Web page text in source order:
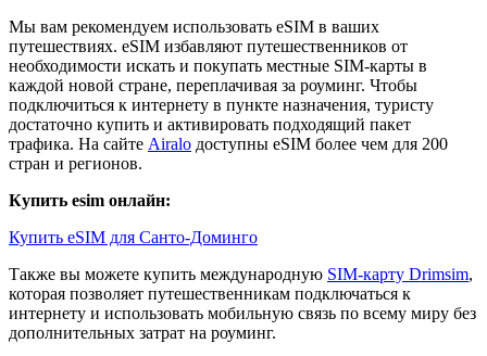
Мы вам рекомендуем использовать eSIM в ваших
путешествиях. eSIM избавляют путешественников от
необходимости искать и покупать местные SIM-карты в
каждой новой стране, переплачивая за роуминг. Чтобы
подключиться к интернету в пункте назначения, туристу
достаточно купить и активировать подходящий пакет
трафика. На сайте Airalo доступны eSIM более чем для 200
стран и регионов.
Купить esim онлайн:
Купить eSIM для Санто-Доминго
Также вы можете купить международную SIM-карту Drimsim,
которая позволяет путешественникам подключаться к
интернету и использовать мобильную связь по всему миру без
дополнительных затрат на роуминг.